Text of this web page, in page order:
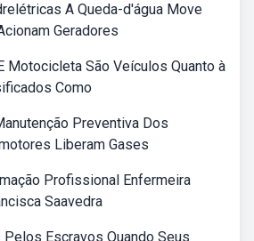
A Queda-d'água Move
Geradores
Motocicleta São Veículos Quanto à
Como
Preventiva Dos
Liberam Gases
Profissional Enfermeira
Saavedra
Escravos Quando Seus